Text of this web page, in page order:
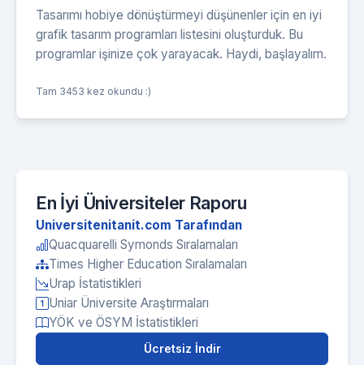
Tasarımı hobiye dönüştürmeyi düşünenler için en iyi
grafik tasarım programları listesini oluşturduk. Bu
programlar işinize çok yarayacak. Haydi, başlayalım.
Tam 3453 kez okundu :)
En İyi Üniversiteler Raporu
Universitenitanit.com Tarafından
Quacquarelli Symonds Sıralamaları
Times Higher Education Sıralamaları
Urap İstatistikleri
Uniar Üniversite Araştırmaları
YÖK ve ÖSYM İstatistikleri
Ücretsiz İndir